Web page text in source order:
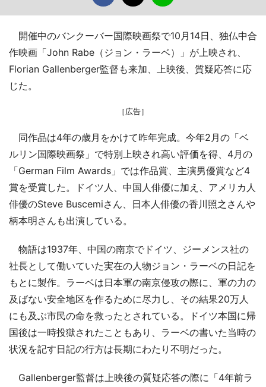
開催中のバンクーバー国際映画祭で10月14日、独仏中合
作映画「John Rabe（ジョン・ラーベ）」が上映され、
Florian Gallenberger監督も来加、上映後、質疑応答に応
じた。
［広告］
同作品は4年の歳月をかけて昨年完成。今年2月の「ベ
ルリン国際映画祭」で特別上映され高い評価を得、4月の
「German Film Awards」では作品賞、主演男優賞など4
賞を受賞した。ドイツ人、中国人俳優に加え、アメリカ人
俳優のSteve Buscemiさん、日本人俳優の香川照之さんや
柄本明さんも出演している。
物語は1937年、中国の南京でドイツ、ジーメンス社の
社長として働いていた実在の人物ジョン・ラーベの日記を
もとに製作。ラーベは日本軍の南京侵攻の際に、軍の力の
及ばない安全地区を作るために尽力し、その結果20万人
にも及ぶ市民の命を救ったとされている。ドイツ本国に帰
国後は一時投獄されたこともあり、ラーベの書いた当時の
状況を記す日記の行方は長期にわたり不明だった。
Gallenberger監督は上映後の質疑応答の際に「4年前ラ